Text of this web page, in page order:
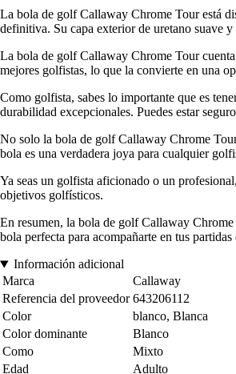
La bola de golf Callaway Chrome Tour está
definitiva. Su capa exterior de uretano suave
La bola de golf Callaway Chrome Tour
mejores golfistas, lo que la convierte en una
Como golfista, sabes lo importante que es
durabilidad excepcionales. Puedes estar
No solo la bola de golf Callaway Chrome
bola es una verdadera joya para cualquier
Ya seas un golfista aficionado o un
objetivos golfísticos.
En resumen, la bola de golf Callaway
bola perfecta para acompañarte en tus
Información adicional
Marca
Callaway
Referencia del proveedor 643206112
Color
blanco, Blanca
Color dominante
Blanco
Como
Mixto
Edad
Adulto